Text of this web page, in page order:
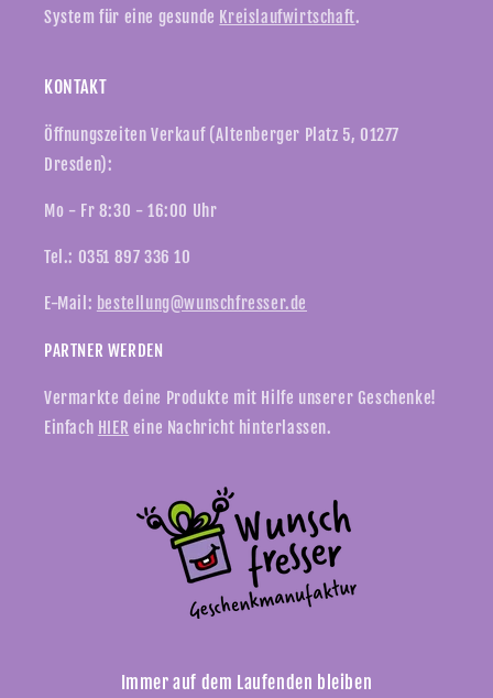
System für eine gesunde Kreislaufwirtschaft.
KONTAKT
Öffnungszeiten Verkauf (Altenberger Platz 5, 01277
Dresden):
Mo - Fr 8:30 - 16:00 Uhr
Tel.: 0351 897 336 10
E-Mail: bestellung@wunschfresser.de
PARTNER WERDEN
Vermarkte deine Produkte mit Hilfe unserer Geschenke!
Einfach HIER eine Nachricht hinterlassen.
Immer auf dem Laufenden bleiben